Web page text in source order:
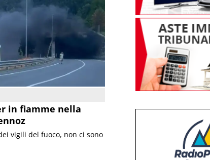
in fiamme nella
vigili del fuoco, non ci sono